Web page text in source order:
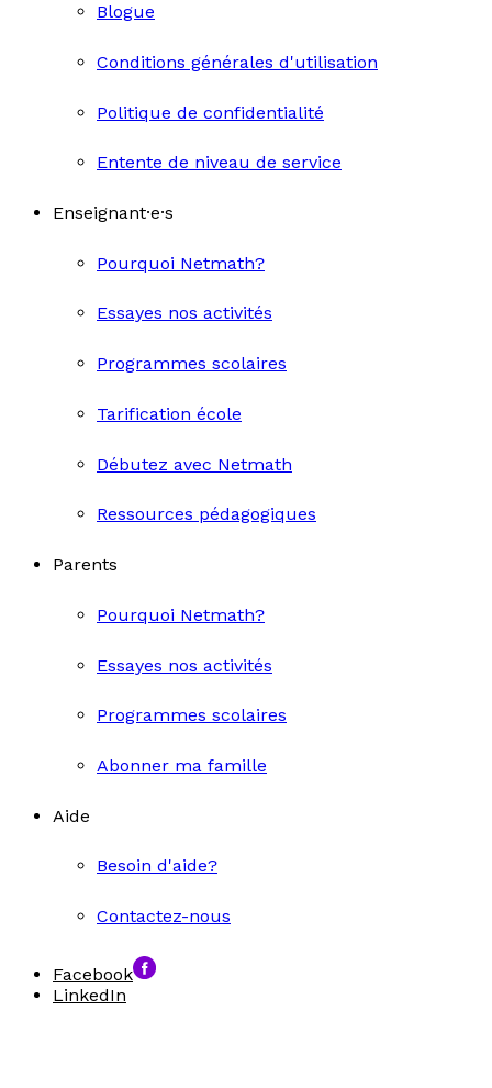
Blogue
Conditions générales d'utilisation
Politique de confidentialité
Entente de niveau de service
Enseignant·e·s
Pourquoi Netmath?
Essayes nos activités
Programmes scolaires
Tarification école
Débutez avec Netmath
Ressources pédagogiques
Parents
Pourquoi Netmath?
Essayes nos activités
Programmes scolaires
Abonner ma famille
Aide
Besoin d'aide?
Contactez-nous
Facebook
LinkedIn